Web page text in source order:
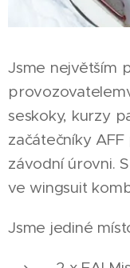
Jsme největším
seskoky, kurzy
začátečníky
závodní úrovni.
ve wingsuit
Jsme jediné